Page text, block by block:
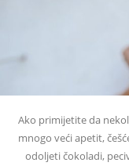
Ako primijetite da
mnogo veći apetit,
odoljeti čokoladi,